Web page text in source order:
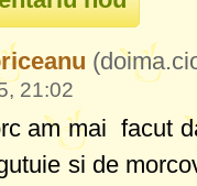
21:02
am mai facut
si de